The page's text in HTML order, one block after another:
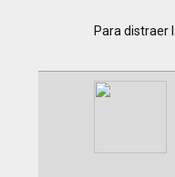
Para distraer